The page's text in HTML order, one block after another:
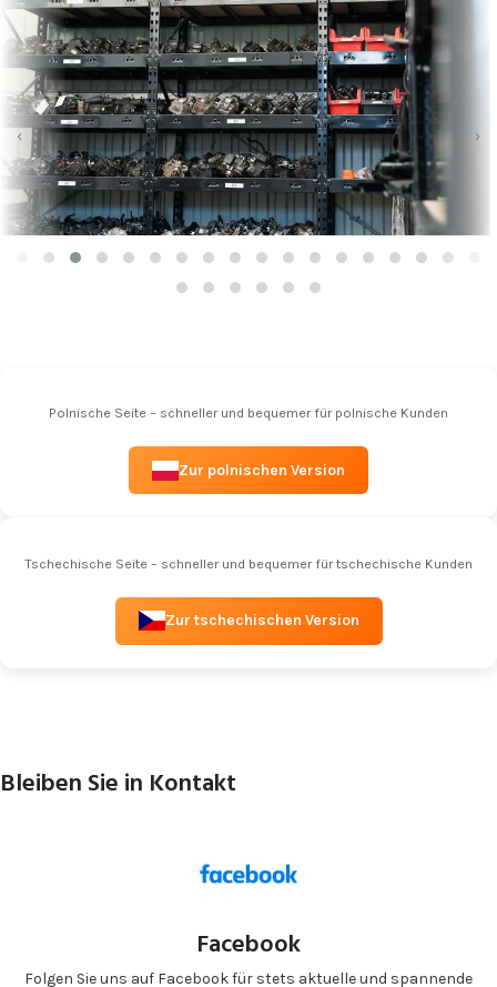
‹ ›
Polnische Seite – schneller und bequemer für polnische Kunden
Zur polnischen Version
Tschechische Seite – schneller und bequemer für tschechische Kunden
Zur tschechischen Version
Bleiben Sie in Kontakt
Facebook
Folgen Sie uns auf Facebook für stets aktuelle und spannende